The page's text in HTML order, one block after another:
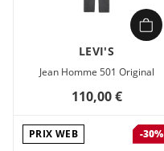
LEVI'S
Jean Homme 501 Original
110,00 €
PRIX WEB -30%